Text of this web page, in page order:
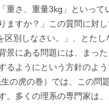
重さ、重量3kg」といって
ますか？」この質問に対
区別しなさい。」、とたし
景にある問題には、まっ
るようにという方針のよ
の虎の巻）では、この問
。多くの理系の専門家は